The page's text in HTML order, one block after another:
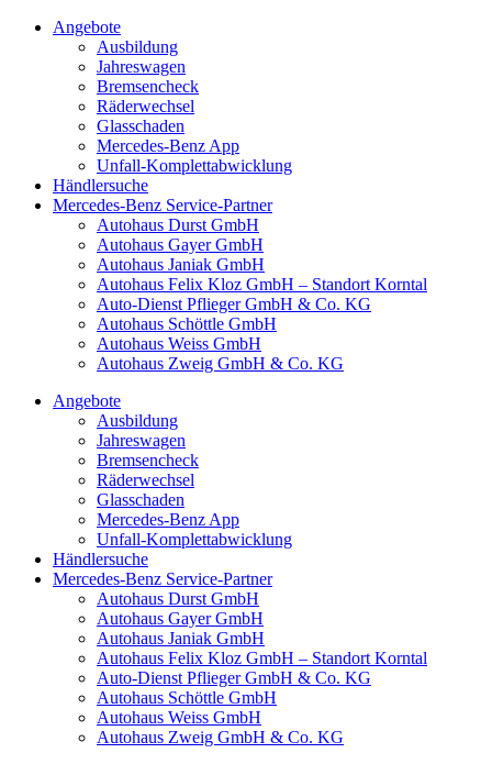
Angebote
Ausbildung
Jahreswagen
Bremsencheck
Räderwechsel
Glasschaden
Mercedes-Benz App
Unfall-Komplettabwicklung
Händlersuche
Mercedes-Benz Service-Partner
Autohaus Durst GmbH
Autohaus Gayer GmbH
Autohaus Janiak GmbH
Autohaus Felix Kloz GmbH – Standort Korntal
Auto-Dienst Pflieger GmbH & Co. KG
Autohaus Schöttle GmbH
Autohaus Weiss GmbH
Autohaus Zweig GmbH & Co. KG
Angebote
Ausbildung
Jahreswagen
Bremsencheck
Räderwechsel
Glasschaden
Mercedes-Benz App
Unfall-Komplettabwicklung
Händlersuche
Mercedes-Benz Service-Partner
Autohaus Durst GmbH
Autohaus Gayer GmbH
Autohaus Janiak GmbH
Autohaus Felix Kloz GmbH – Standort Korntal
Auto-Dienst Pflieger GmbH & Co. KG
Autohaus Schöttle GmbH
Autohaus Weiss GmbH
Autohaus Zweig GmbH & Co. KG